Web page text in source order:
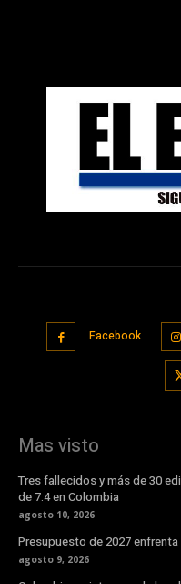
Facebook
Mas visto
Tres fallecidos y más de 30
de 7.4 en Colombia
agosto 10, 2026
Presupuesto de 2027
agosto 9, 2026